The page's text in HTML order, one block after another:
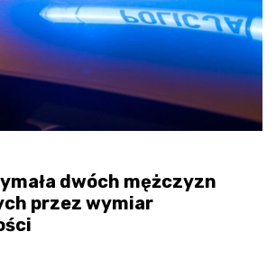
dwóch mężczyzn
przez wymiar